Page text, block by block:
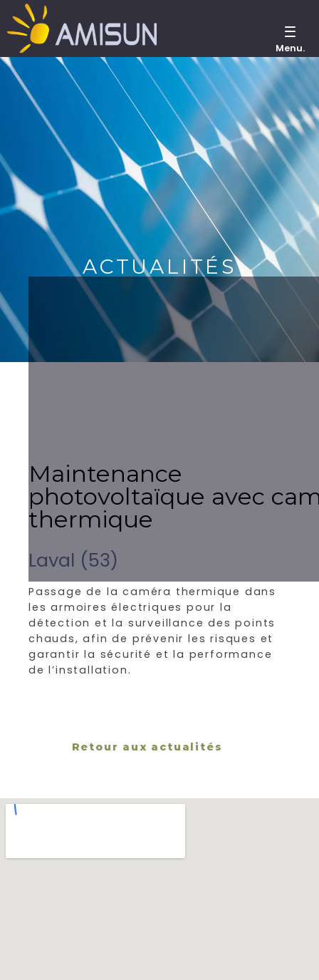
Menu.
ACTUALITÉS
Maintenance
photovoltaïque avec
thermique
Laval (53)
Passage de la caméra thermique dans
les armoires électriques pour la
détection et la surveillance des points
chauds, afin de prévenir les risques et
garantir la sécurité et la performance
de l’installation.
Retour aux actualités